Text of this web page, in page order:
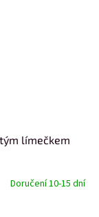
límečkem
Doručení 10-15 dní